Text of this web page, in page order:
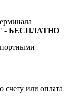
- БЕСПЛАТНО
счету или оплата